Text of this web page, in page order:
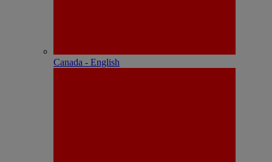
Canada - English